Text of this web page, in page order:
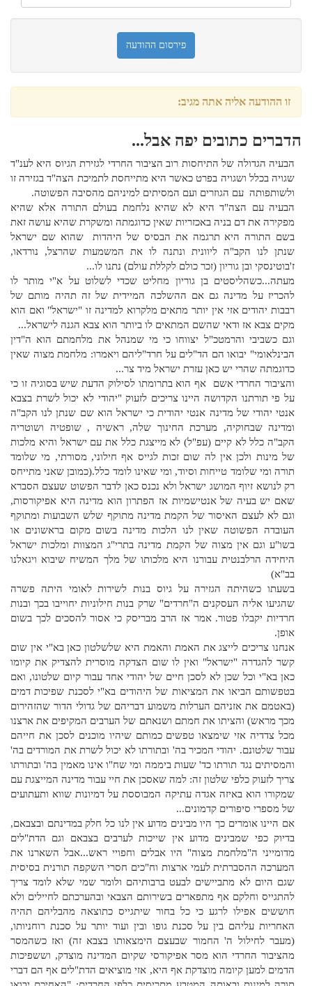
זו ההודעה אליה אתה מגיב:
הדברים כתובים יפה אבל...
הבעיה הגדולה של התיחסות רוב הציבור החרדי לגזירת הגיוס היא לענ"ד
שגויה בכלל ושגויה בפרט כאשר היא מתייחסת לתמיכת הצה"ד בגזירה זו
ולשותפותה עם הגוזרים ועם המסיתים למיניהם מהסיבה הפשוטה.
הבעיה עם הצה"ד היא לא שהיא נלחמת בעולם התורה אלא שהיא
מפקירה את דם בניה באכזריות שאין כדוגמתה ומשקרת שהיא עושה זאת
בשם התורה היא תרגמה את הבסיס של היהדות שהוא שם ישראל
שנתן לנו הקב"ה ליוונית ונתנה לו את המשמעות שהרצל, נורדאו,
ז'בוטינסקי ובן גוריון (זכר כולם לקללת עולם) נתנו לו...
מעתה...כשהליסטים בן גוריון מחליט שכדי לשלוט על א"י מותר לו
להכריז על מדינה גם אם ההשלכה המיידית של זה תהיה מותם של
רבבות יהודים אזי אין יותר מתאים מלקרוא למדינה זו "ישראל" ואם הוא
מקים צבא אז ודאי שהשם המתאים לו ביותר הוא צבא הגנה לישראל...
וגם כשביבי והרמטכ"ל יצווחו כי מי שמנהל את מלחמתם הוא ה"דין
הבינלאומי" יבואו הם הד"לים על חרד"ליהם ויאמרו: מלחמת מצוה שאין
כדוגמתה שהרי יש כאן עזרת ישראל מיד צר...
והציבור החרדי אשם אף הוא בתרומתו לסילוק הדעת שיש בסוגיה זו כי
על פי תורתנו הקדושה היינו צריכים לזעוק "יהודי לא יכול לשרת בצבא
אנטי יהודי של מדינה אנטי יהודית כי ישראל הוא שם שנתן לנו הקב"ה
ומדינה שבחוקיה, מערכת החינוך שלה, ראשיה , שופטיה ושוטריה
הקב"ה כלל לא קיים (עפ"ל) לא מייצגת כלל את עם ישראל והיא מלכות
של מינות ולכן אין לה שום זכות לגייס אף חילוני, מסורתי, מי שלומד
תורה ומי שלומד טייחות וסיוד, ומי שאינו לומד כלל.(כמובן שאני מתייחס
רק לנושא זיוף המושג ישראל ולא נכנס כאן לדבר הפשוט שעצם הסברא
שאם יש בעיה של אנטישמיות אז הפתרון הוא מדינה היא אפיקורסות,
וגם לא לעצם האיסור של הקמת מדינה מתוקף שלש השבועות ומתוקף
העובדה הפשוטה שאין לנו הלכות מדינה בשום מקום בראשונים או
בשו"ע וגם אין מצוה של הקמת מדינה בתרי"ג המצוות ומלכות ישראל
היחידה הרלבנטית עבורנו היא מלכותו של מלך המשיח שיבוא ויגאלנו
בב"א)
בשעתו כשהיתה הגזירה על גיוס בנות לשירות לאומי היתה פשרה
שהגיעו אליה העסקנים ה"חרדים" שרק בנות חילוניות יחוייבו בכך ובנות
חרדיות יקבלו פטור. אמר אז הרב מבריסק כי אסור להסכים לכך בשום
אופן.
אנחנו צריכים לייצג את האמת והאמת היא שלשלטון כאן בא"י אין שום
קשר להגדרה "ישראל" ואין לו שום הצדקה מוסרית להצדיק את קיומו
כאן בא"י וכל שכן לא לסכן חיים של יהודי אחד עבור קיום שלטונו, ואם
בטפשותם הביאו את המציאות של היהודים בא"י לסכנת שפיכות דמים
(באטמם את אזניהם הערלות משמוע דבריהם של גדולי הדור שהזהירום
מכך מראש) והציתו את חמתם ושנאתם של הערבים המקיפים את ארצנו
מכל צדדיה אזי שימצאו טפשים כמותם שיהיו מוכנים לסכן את חייהם
עבור שלטונם. יהודי המכיר בה' ובתורתו לא יכול לשרת את המורדים בה'
והמסיתים נגד תורתו כד' שעות ביממה ומי שח"ו אינו מאמין בה' ובתורתו
צריך לזעוק כלפי שלטון זה: למה שאסכן את חיי עבור מדינה המייצגת עם
שמקורו הוא באיזה אגדה עתיקה המבוססת על דמיונות שווא ותעתועים
של מספרי סיפורים קדמונים...
אם היינו אומרים כך היו מבינים מדוע אין לנו כל חלק במדינתם ובצבאם,
בדיוק כפי שמבינים מדוע אין שייכות לערבים בצבאם וגם הדת"לים
מדומייני ה"מלחמת מצוה" היו אבלים וחפויי ראש...אבל השארנו את
המערכה ההסברתית לעמי ארצות וח"כים חסרי השקפה תורנית בסיסית
שגם היום לא מתביישים לבעט ברבותיהם ולומר שמי שלא לומד צריך
להתגייס וחלקם אף מתפארים בשירותם הצבאי ובהערכתם לחיילים ולא
חוששים אפילו לרגע כי כל בחור שיתגייס כתוצאה מהבליהם תהיה
האחריות עליהם בין על סכנת גופו ובין ועוד יותר על סכנת רוחניותו,
(מעבר לחילול ה' החמור שבעצם הימצאותו בצבא זה) ואז כשהמסר
מהציבור החרדי הוא מסר אפיקורסי שקיום המדינה מוצדק, וששפיכות
הדמים למען קיומה מוצדקת אף היא, אזי מוציאים הדת"לים אף הם דברי